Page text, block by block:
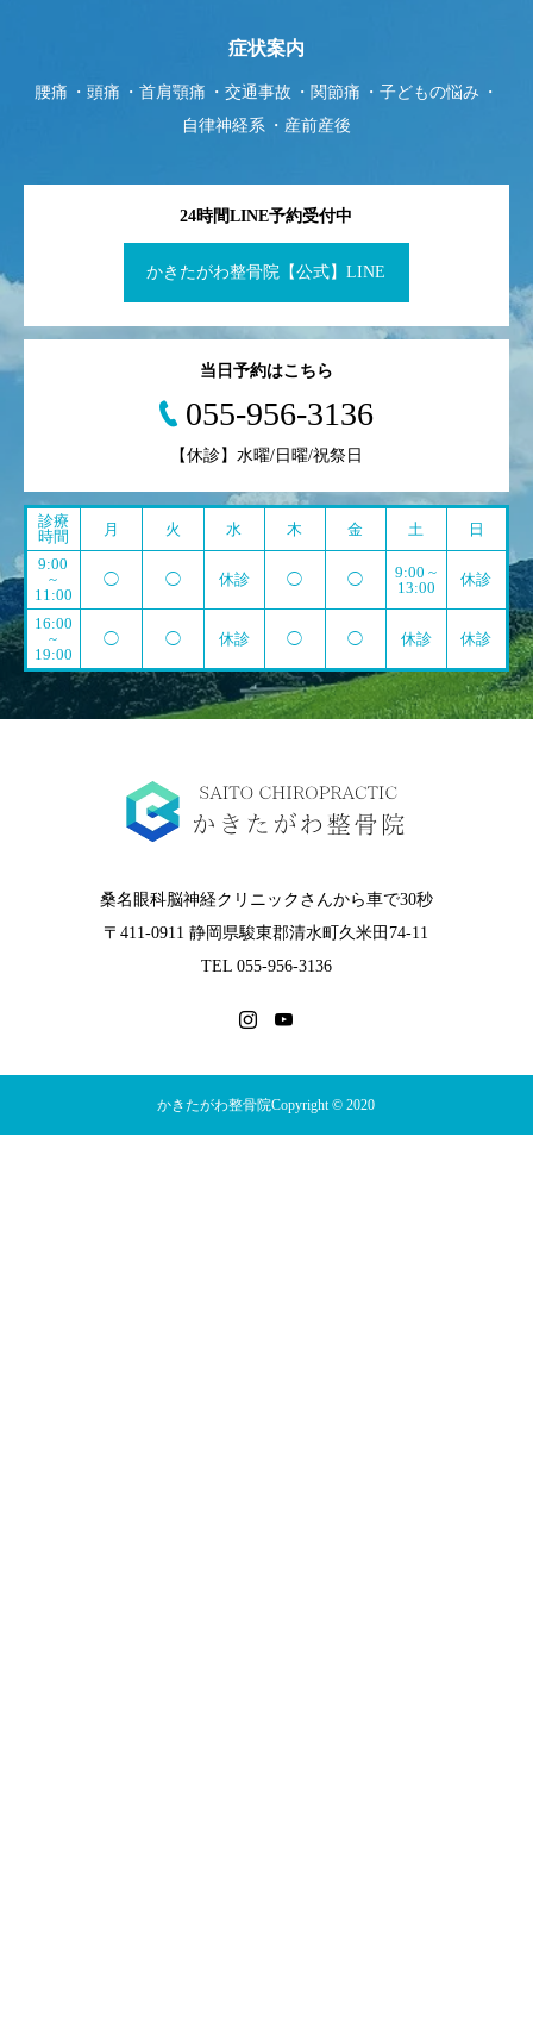
症状案内
腰痛 頭痛 首肩顎痛 交通事故 関節痛
子どもの悩み
自律神経系
産前産後
24時間LINE予約受付中
かきたがわ整骨院【公式】LINE
当日予約はこちら
055-956-3136
【休診】水曜/日曜/祝祭日
診療
時間
月 火 水 木 金 土
日
9:00
~
11:00
◯ ◯ 休診 ◯ ◯
9:00 ~
13:00
休診
16:00
~
19:00
◯ ◯ 休診 ◯ ◯ 休診 休診
桑名眼科脳神経クリニックさんから車で30秒
〒411-0911 静岡県駿東郡清水町久米田74-11
TEL 055-956-3136
かきたがわ整骨院Copyright © 2020